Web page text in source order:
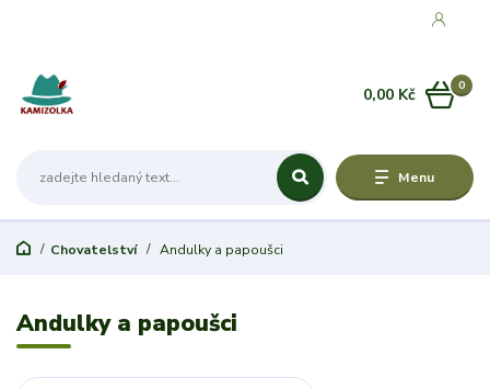
Menu
0
0,00 Kč
Chovatelství Andulky a papoušci
Andulky a papoušci